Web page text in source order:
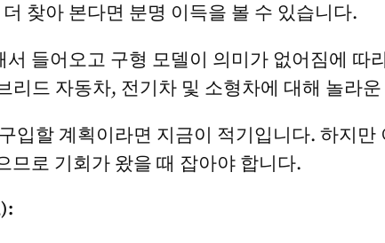
찾아 본다면 분명 이득을 볼 수 있습니다.
들어오고 구형 모델이 의미가 없어짐에 따
리드 자동차, 전기차 및 소형차에 대해 놀라
입할 계획이라면 지금이 적기입니다. 하지만
므로 기회가 왔을 때 잡아야 합니다.